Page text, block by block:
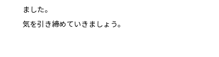
ました。
気を引き締めていきましょう。